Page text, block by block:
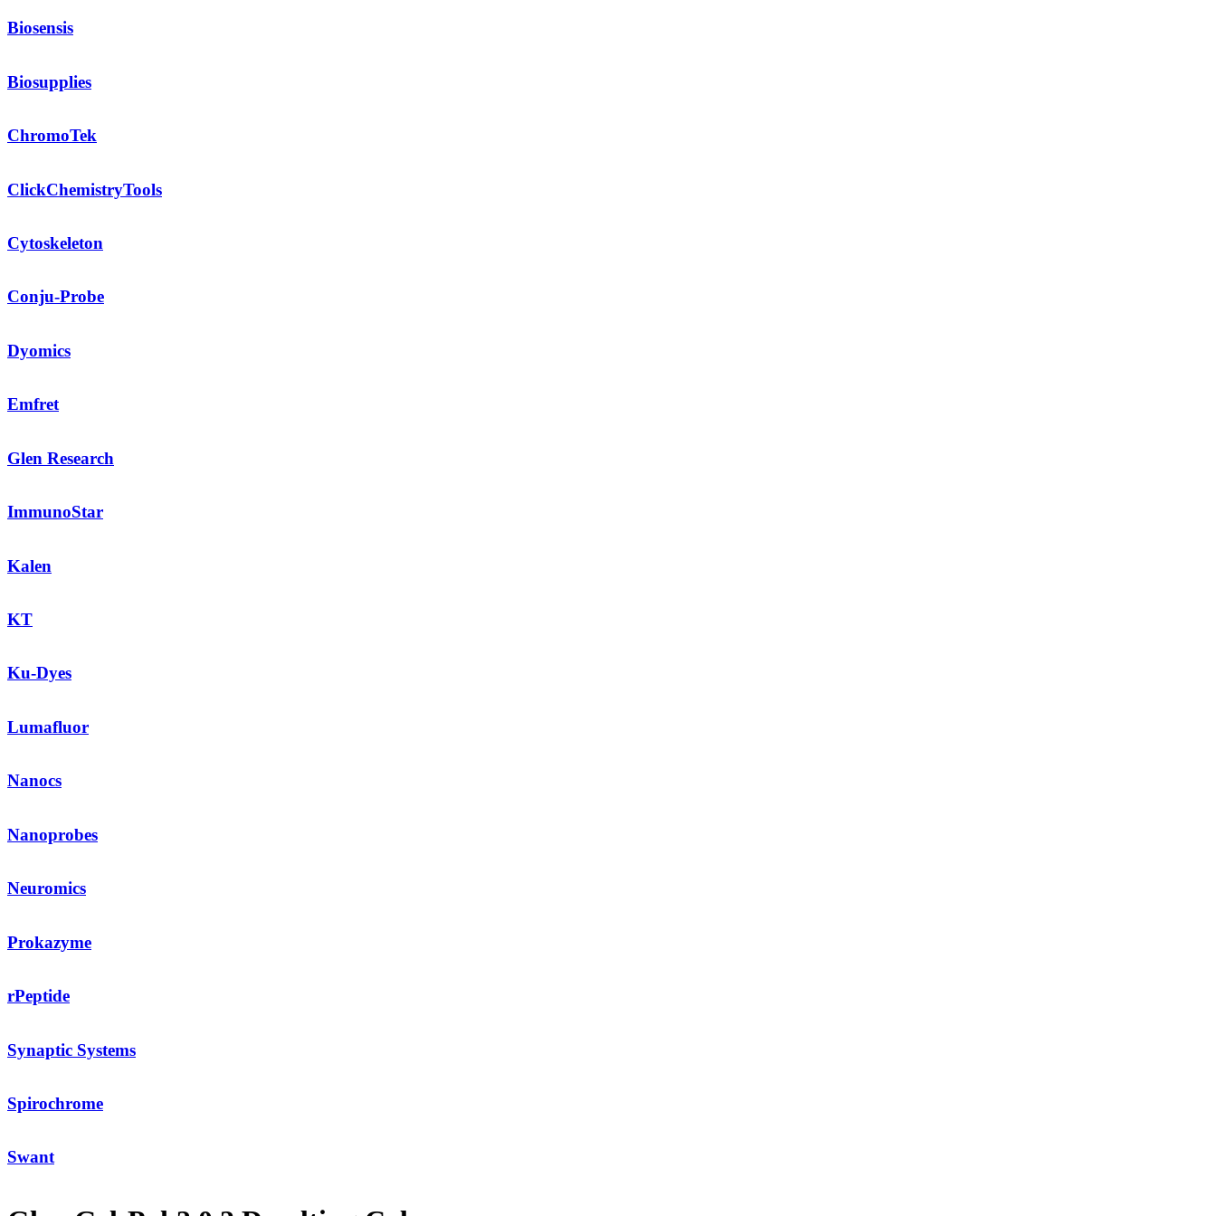
Biosensis
Biosupplies
ChromoTek
ClickChemistryTools
Cytoskeleton
Conju-Probe
Dyomics
Emfret
Glen Research
ImmunoStar
Kalen
KT
Ku-Dyes
Lumafluor
Nanocs
Nanoprobes
Neuromics
Prokazyme
rPeptide
Synaptic Systems
Spirochrome
Swant